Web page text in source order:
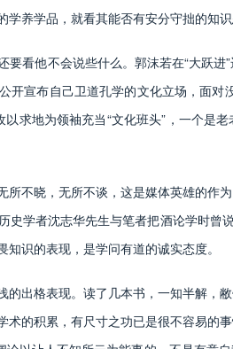
养学品，就看其能否有安分守拙的知识
他不会说些什么。郭沫若在“大跃进”
开宣布自己卫道孔学的文化立场，面
求地为领袖充当“文化班头”，一个是
晓，无所不谈，这是媒体英雄的作
学者沈志华先生与笔者把酒论学时曾
识的表现，是学问有道的诚实态度。
格表现。读了几本书，一知半解，
的积累，有尺寸之功已是很不容易的